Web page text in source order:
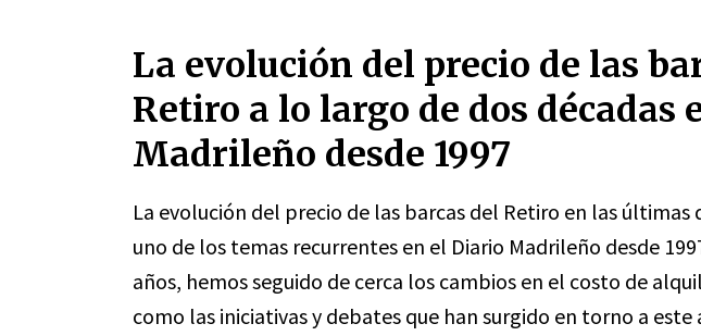
La evolución del precio de las
Retiro a lo largo de dos décadas
Madrileño desde 1997
La evolución del precio de las barcas del Retiro en las últimas
uno de los temas recurrentes en el Diario Madrileño desde
años, hemos seguido de cerca los cambios en el costo de
como las iniciativas y debates que han surgido en torno a este